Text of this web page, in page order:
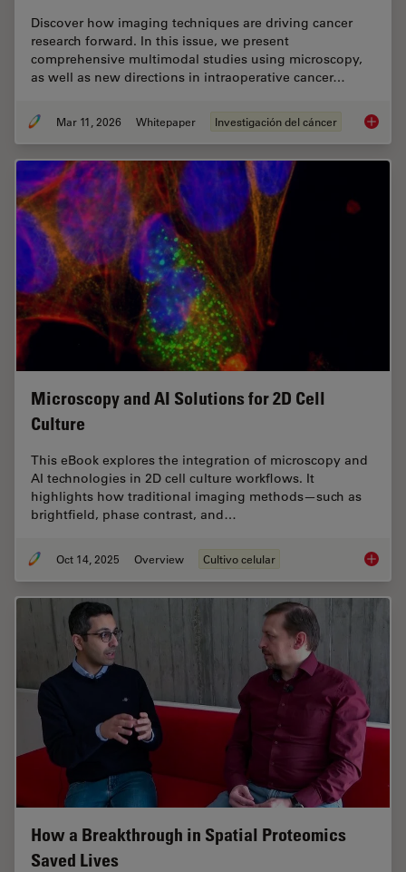
Discover how imaging techniques are driving cancer
research forward. In this issue, we present
comprehensive multimodal studies using microscopy,
as well as new directions in intraoperative cancer…
Mar 11, 2026 Whitepaper Investigación del cáncer
Microscopy and AI Solutions for 2D Cell
Culture
This eBook explores the integration of microscopy and
AI technologies in 2D cell culture workflows. It
highlights how traditional imaging methods—such as
brightfield, phase contrast, and…
Oct 14, 2025 Overview Cultivo celular
How a Breakthrough in Spatial Proteomics
Saved Lives